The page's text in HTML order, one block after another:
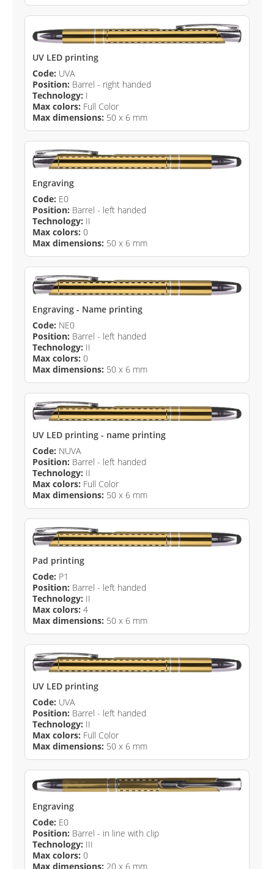
UV LED printing
Code: UVA
Position: Barrel - right handed
Technology: I
Max colors: Full Color
Max dimensions: 50 x 6 mm
Engraving
Code: E0
Position: Barrel - left handed
Technology: II
Max colors: 0
Max dimensions: 50 x 6 mm
Engraving - Name printing
Code: NE0
Position: Barrel - left handed
Technology: II
Max colors: 0
Max dimensions: 50 x 6 mm
UV LED printing - name printing
Code: NUVA
Position: Barrel - left handed
Technology: II
Max colors: Full Color
Max dimensions: 50 x 6 mm
Pad printing
Code: P1
Position: Barrel - left handed
Technology: II
Max colors: 4
Max dimensions: 50 x 6 mm
UV LED printing
Code: UVA
Position: Barrel - left handed
Technology: II
Max colors: Full Color
Max dimensions: 50 x 6 mm
Engraving
Code: E0
Position: Barrel - in line with clip
Technology: III
Max colors: 0
Max dimensions: 20 x 6 mm